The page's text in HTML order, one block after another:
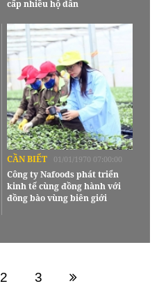
cấp nhiều hộ dân
CẦN BIẾT 01/01/1970 07:00:00
Công ty Nafoods phát triển
kinh tế cùng đồng hành với
đồng bào vùng biên giới
2 3